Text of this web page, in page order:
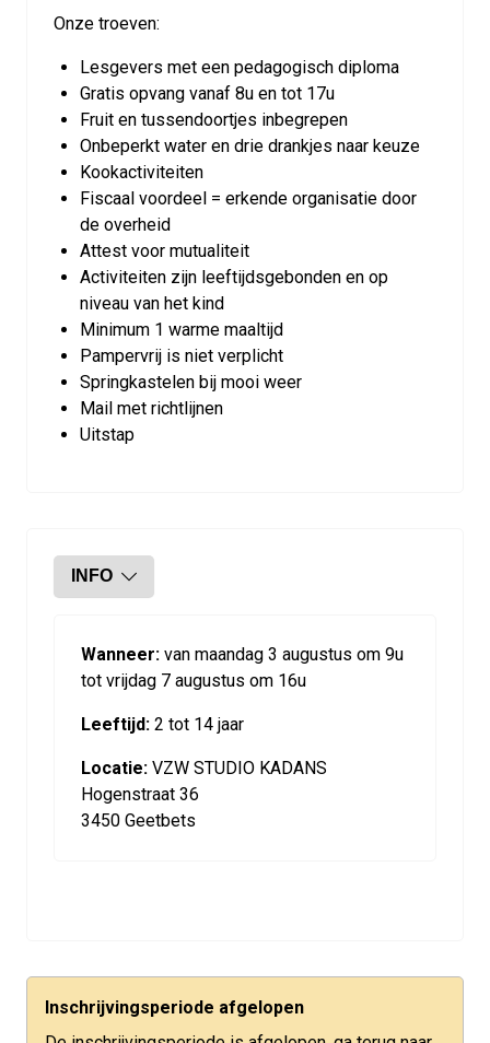
Onze troeven:
Lesgevers met een pedagogisch diploma
Gratis opvang vanaf 8u en tot 17u
Fruit en tussendoortjes inbegrepen
Onbeperkt water en drie drankjes naar keuze
Kookactiviteiten
Fiscaal voordeel = erkende organisatie door
de overheid
Attest voor mutualiteit
Activiteiten zijn leeftijdsgebonden en op
niveau van het kind
Minimum 1 warme maaltijd
Pampervrij is niet verplicht
Springkastelen bij mooi weer
Mail met richtlijnen
Uitstap
INFO
Wanneer: van maandag 3 augustus om 9u
tot vrijdag 7 augustus om 16u
Leeftijd: 2 tot 14 jaar
Locatie: VZW STUDIO KADANS
Hogenstraat 36
3450 Geetbets
Inschrijvingsperiode afgelopen